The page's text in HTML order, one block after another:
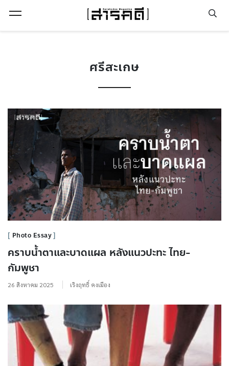
ศรีสะเกษ
Photo Essay
คราบน้ำตาและบาดแผล หลังแนวปะทะ ไทย-
กัมพูชา
26 สิงหาคม 2025 เริงฤทธิ์ คงเมือง